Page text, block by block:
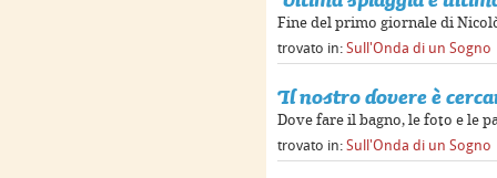
Fine del primo giornale di
trovato in: Sull'Onda di un Sogno
Il nostro dovere è
Dove fare il bagno, le foto e le
trovato in: Sull'Onda di un Sogno